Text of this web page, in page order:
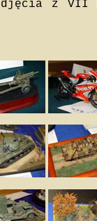
z VII